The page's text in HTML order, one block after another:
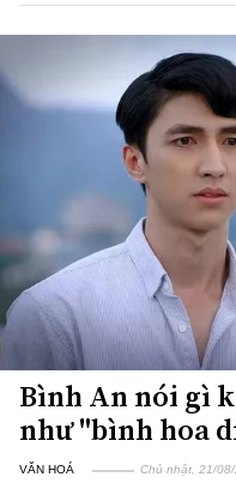
Bình An nói gì
như "bình hoa
VĂN HOÁ Chủ nhật, 21/